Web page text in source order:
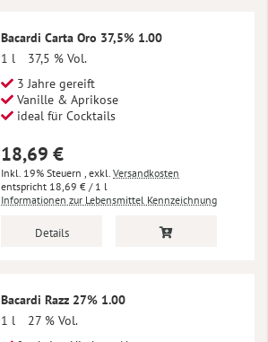
Bacardi Carta Oro 37,5% 1.00
1 l
37,5 % Vol.
3 Jahre gereift
Vanille & Aprikose
ideal für Cocktails
18,69 €
Inkl. 19% Steuern , exkl. Versandkosten
18,69 € / 1 l
Informationen zur Lebensmittel Kennzeichnung
Details
Bacardi Razz 27% 1.00
1 l
27 % Vol.